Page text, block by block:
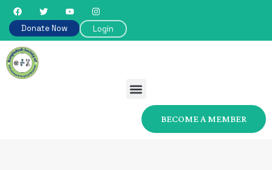
Donate Now Login
BECOME A MEMBER